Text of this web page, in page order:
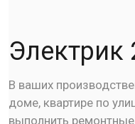
В ваших
доме, квартире по
выполнить